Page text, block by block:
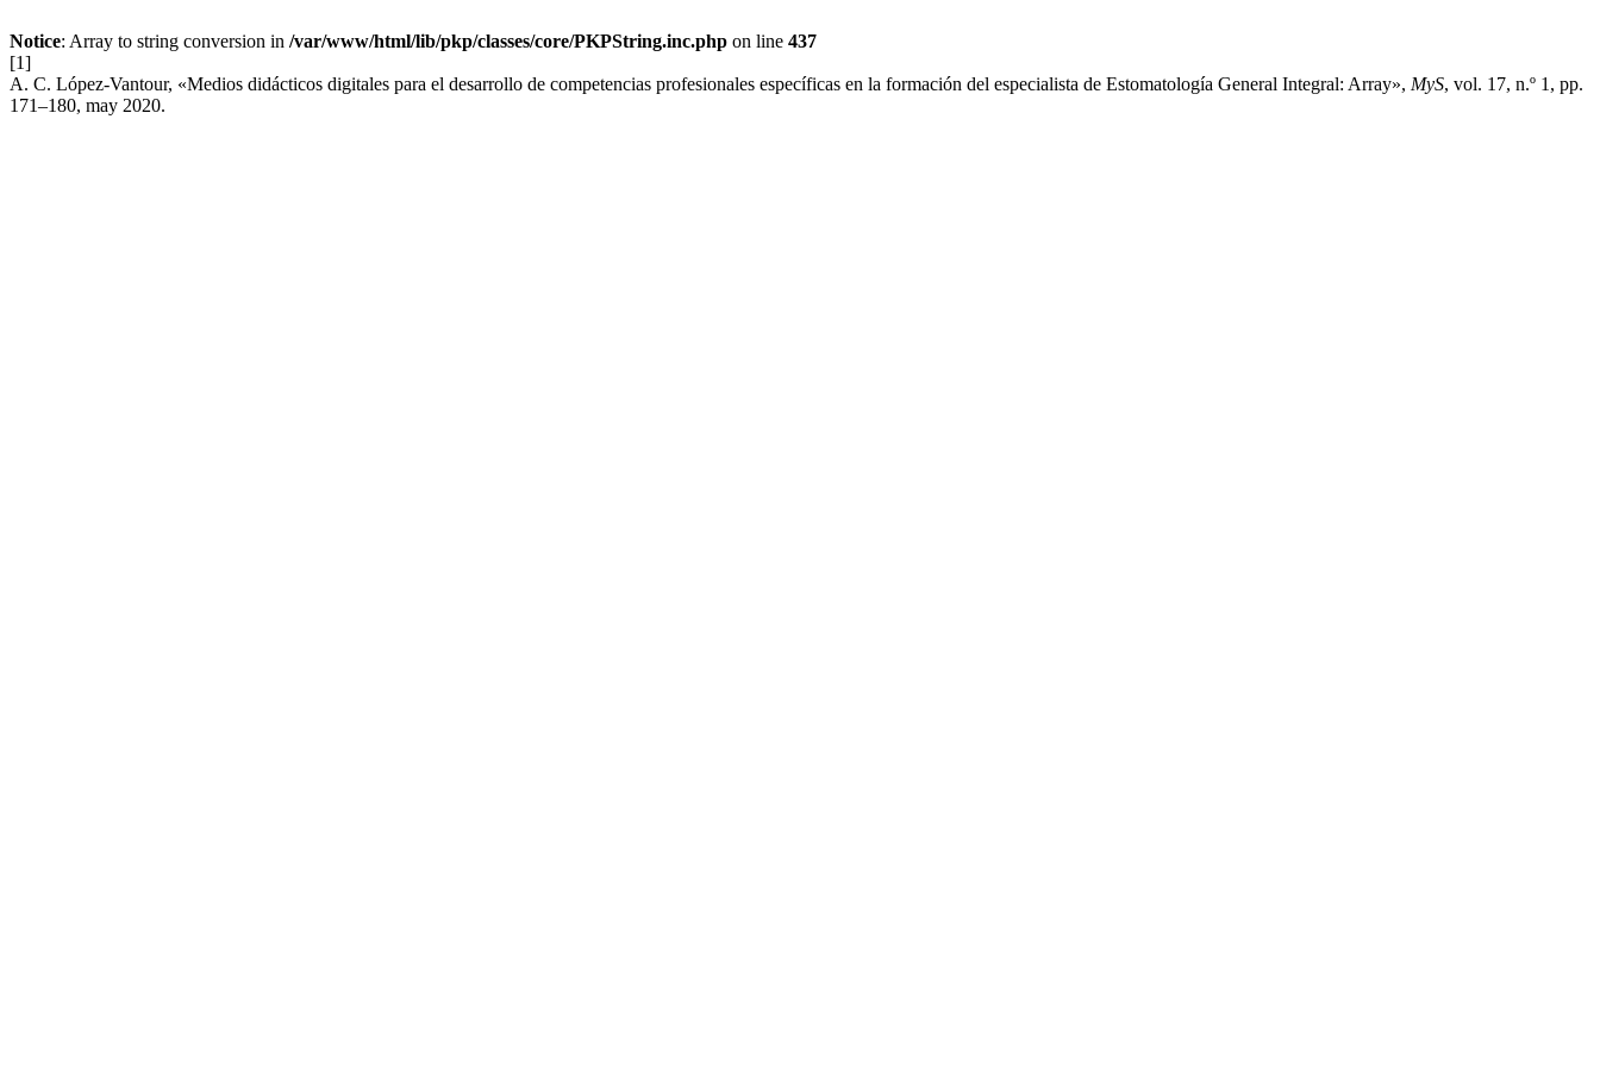
Notice: Array to string conversion in /var/www/html/lib/pkp/classes/core/PKPString.inc.php on line 437
[1]
A. C. López-Vantour, «Medios didácticos digitales para el desarrollo de competencias profesionales específicas en la formación del especialista de Estomatología General Integral: Array», MyS, vol. 17, n.º 1, pp.
171–180, may 2020.